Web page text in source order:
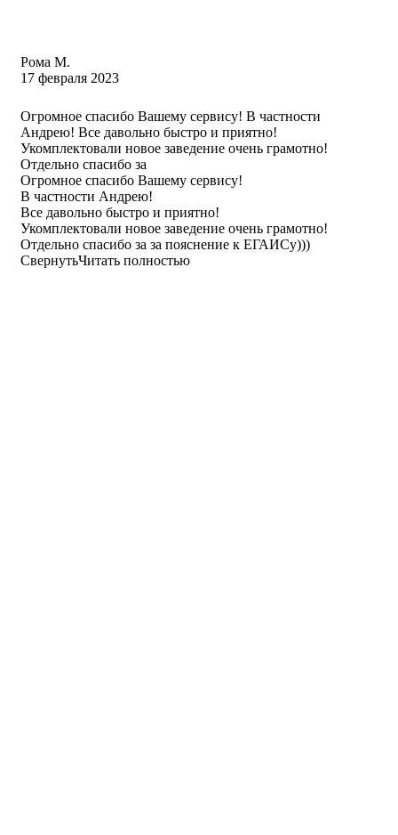
Рома М.
17 февраля 2023
Огромное спасибо Вашему сервису! В частности
Андрею! Все давольно быстро и приятно!
Укомплектовали новое заведение очень грамотно!
Отдельно спасибо за
Огромное спасибо Вашему сервису!
В частности Андрею!
Все давольно быстро и приятно!
Укомплектовали новое заведение очень грамотно!
Отдельно спасибо за за пояснение к ЕГАИСу)))
СвернутьЧитать полностью